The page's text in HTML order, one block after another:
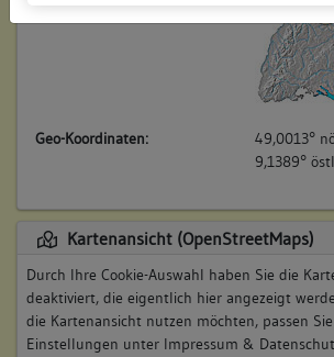
Geo-Koordinaten:
49,0013°
9,1389°
Kartenansicht (OpenStreetMaps)
Durch Ihre Cookie-Auswahl haben Sie die
deaktiviert, die eigentlich hier angezeigt
die Kartenansicht nutzen möchten, passen
Einstellungen unter Impressum &